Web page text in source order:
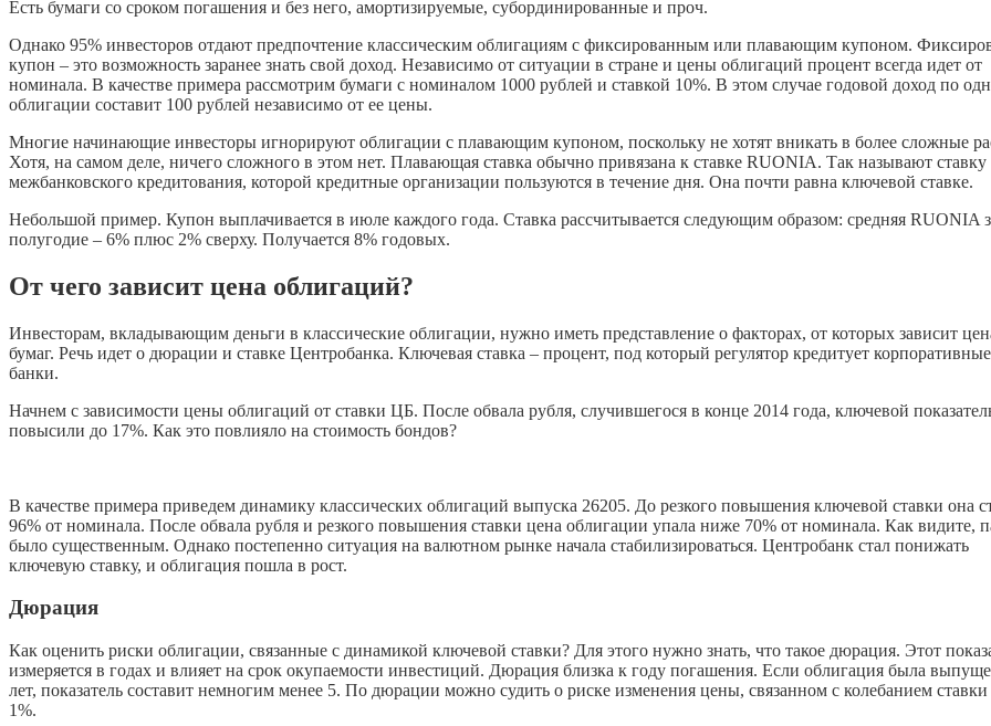
Есть бумаги со сроком погашения и без него, амортизируемые, субординированные и проч.
Однако 95% инвесторов отдают предпочтение классическим облигациям с фиксированным или плавающим купоном.
купон – это возможность заранее знать свой доход. Независимо от ситуации в стране и цены облигаций процент всегда идет от
номинала. В качестве примера рассмотрим бумаги с номиналом 1000 рублей и ставкой 10%. В этом случае годовой доход по
облигации составит 100 рублей независимо от ее цены.
Многие начинающие инвесторы игнорируют облигации с плавающим купоном, поскольку не хотят вникать в более сложные
Хотя, на самом деле, ничего сложного в этом нет. Плавающая ставка обычно привязана к ставке RUONIA. Так называют ставку
межбанковского кредитования, которой кредитные организации пользуются в течение дня. Она почти равна ключевой ставке.
Небольшой пример. Купон выплачивается в июле каждого года. Ставка рассчитывается следующим образом: средняя RUONIA
полугодие – 6% плюс 2% сверху. Получается 8% годовых.
От чего зависит цена облигаций?
Инвесторам, вкладывающим деньги в классические облигации, нужно иметь представление о факторах, от которых зависит
бумаг. Речь идет о дюрации и ставке Центробанка. Ключевая ставка – процент, под который регулятор кредитует корпоративные
банки.
Начнем с зависимости цены облигаций от ставки ЦБ. После обвала рубля, случившегося в конце 2014 года, ключевой
повысили до 17%. Как это повлияло на стоимость бондов?
В качестве примера приведем динамику классических облигаций выпуска 26205. До резкого повышения ключевой ставки она
96% от номинала. После обвала рубля и резкого повышения ставки цена облигации упала ниже 70% от номинала. Как видите,
было существенным. Однако постепенно ситуация на валютном рынке начала стабилизироваться. Центробанк стал понижать
ключевую ставку, и облигация пошла в рост.
Дюрация
Как оценить риски облигации, связанные с динамикой ключевой ставки? Для этого нужно знать, что такое дюрация. Этот
измеряется в годах и влияет на срок окупаемости инвестиций. Дюрация близка к году погашения. Если облигация была
лет, показатель составит немногим менее 5. По дюрации можно судить о риске изменения цены, связанном с колебанием
1%.